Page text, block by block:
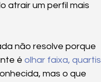
atrair um perfil mais
não resolve porque
é olhar faixa, quartis
mas o que